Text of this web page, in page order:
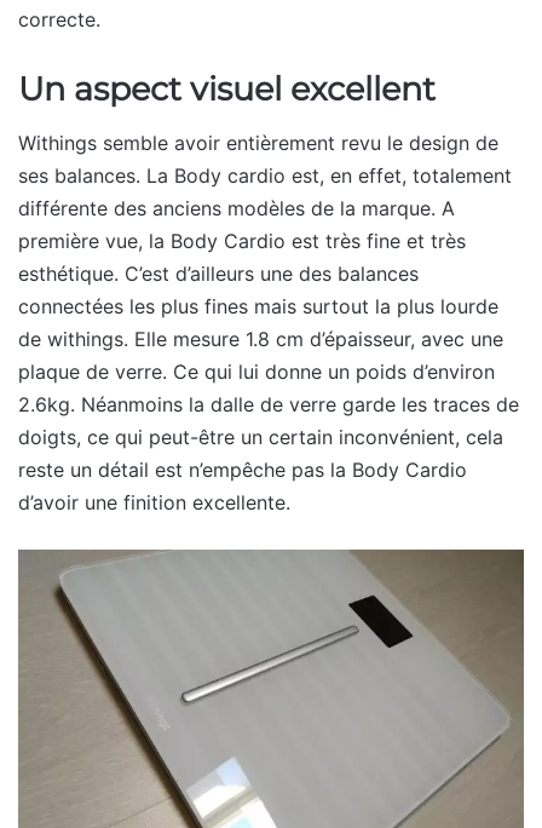
correcte.
Un aspect visuel excellent
Withings semble avoir entièrement revu le design de
ses balances. La Body cardio est, en effet, totalement
différente des anciens modèles de la marque. A
première vue, la Body Cardio est très fine et très
esthétique. C’est d’ailleurs une des balances
connectées les plus fines mais surtout la plus lourde
de withings. Elle mesure 1.8 cm d’épaisseur, avec une
plaque de verre. Ce qui lui donne un poids d’environ
2.6kg. Néanmoins la dalle de verre garde les traces de
doigts, ce qui peut-être un certain inconvénient, cela
reste un détail est n’empêche pas la Body Cardio
d’avoir une finition excellente.